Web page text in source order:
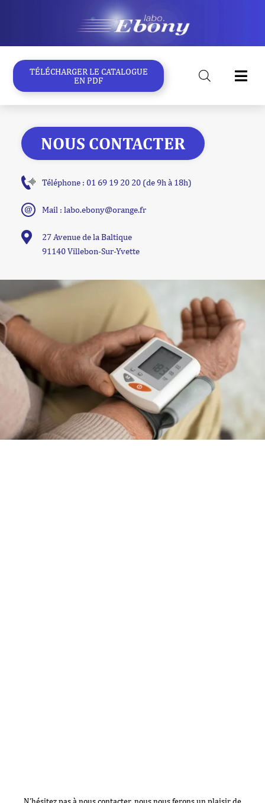
TÉLÉCHARGER LE CATALOGUE
EN PDF
NOUS CONTACTER
Téléphone : 01 69 19 20 20 (de 9h à 18h)
Mail : labo.ebony@orange.fr
27 Avenue de la Baltique
91140 Villebon-Sur-Yvette